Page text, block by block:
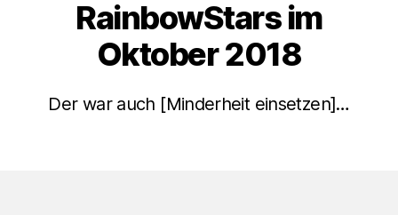
RainbowStars im
Oktober 2018
Der war auch [Minderheit einsetzen]…